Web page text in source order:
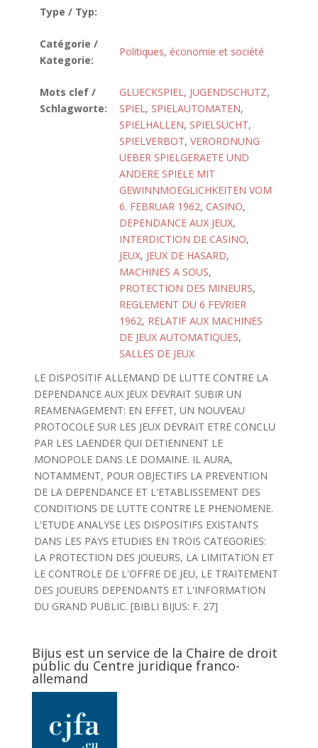
Type / Typ:
Catégorie /
Kategorie:
Politiques, économie et société
Mots clef /
Schlagworte:
GLUECKSPIEL, JUGENDSCHUTZ,
SPIEL, SPIELAUTOMATEN,
SPIELHALLEN, SPIELSUCHT,
SPIELVERBOT, VERORDNUNG
UEBER SPIELGERAETE UND
ANDERE SPIELE MIT
GEWINNMOEGLICHKEITEN VOM
6. FEBRUAR 1962, CASINO,
DEPENDANCE AUX JEUX,
INTERDICTION DE CASINO,
JEUX, JEUX DE HASARD,
MACHINES A SOUS,
PROTECTION DES MINEURS,
REGLEMENT DU 6 FEVRIER
1962, RELATIF AUX MACHINES
DE JEUX AUTOMATIQUES,
SALLES DE JEUX
LE DISPOSITIF ALLEMAND DE LUTTE CONTRE LA
DEPENDANCE AUX JEUX DEVRAIT SUBIR UN
REAMENAGEMENT: EN EFFET, UN NOUVEAU
PROTOCOLE SUR LES JEUX DEVRAIT ETRE CONCLU
PAR LES LAENDER QUI DETIENNENT LE
MONOPOLE DANS LE DOMAINE. IL AURA,
NOTAMMENT, POUR OBJECTIFS LA PREVENTION
DE LA DEPENDANCE ET L'ETABLISSEMENT DES
CONDITIONS DE LUTTE CONTRE LE PHENOMENE.
L'ETUDE ANALYSE LES DISPOSITIFS EXISTANTS
DANS LES PAYS ETUDIES EN TROIS CATEGORIES:
LA PROTECTION DES JOUEURS, LA LIMITATION ET
LE CONTROLE DE L'OFFRE DE JEU, LE TRAITEMENT
DES JOUEURS DEPENDANTS ET L'INFORMATION
DU GRAND PUBLIC. [BIBLI BIJUS: F. 27]
Bijus est un service de la Chaire de droit
public du Centre juridique franco-
allemand